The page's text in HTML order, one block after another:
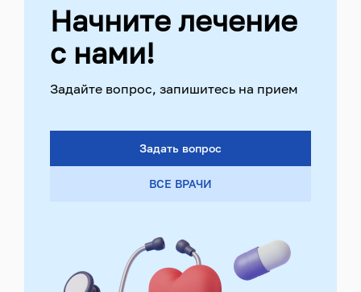
Начните лечение
с нами!
Задайте вопрос, запишитесь на прием
Задать вопрос
ВСЕ ВРАЧИ